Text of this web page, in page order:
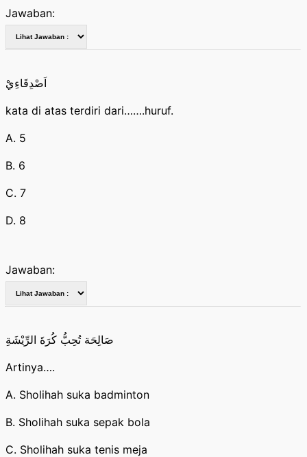
Jawaban:
اَصْدِقَاءِيْ
kata di atas terdiri dari…….huruf.
A. 5
B. 6
C. 7
D. 8
Jawaban:
صَالِحَة تُحِبُّ كُرَةَ الرِّيْشَةِ
Artinya….
A. Sholihah suka badminton
B. Sholihah suka sepak bola
C. Sholihah suka tenis meja